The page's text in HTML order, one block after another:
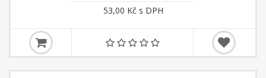
53,00 Kč s DPH